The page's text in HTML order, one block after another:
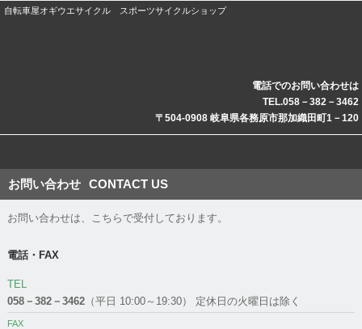
自転車屋オギウエサイクル スポーツサイクルショップ
電話でのお問い合わせは
TEL.058－382－3462
〒504-0908 岐阜県各務原市那加織田町1－120
お問い合わせ CONTACT US
お問い合わせは、こちらで受付しております。
電話・FAX
TEL
058－382－3462（平日 10:00～19:30） 定休日の火曜日は除く
FAX